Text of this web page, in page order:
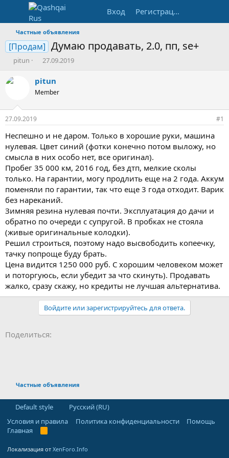
Вход Регистрация
Частные объявления
[Продам] Думаю продавать, 2.0, пп, se+
А
т
т
е
м
ы
pitun
Д
т
н
а
л
а
27.09.2019
pitun
Member
27.09.2019 #1
Неспешно и не даром. Только в хорошие руки, машина
нулевая. Цвет синий (фотки конечно потом выложу, но
смысла в них особо нет, все оригинал).
Пробег 35 000 км, 2016 год, без дтп, мелкие сколы
только. На гарантии, могу продлить еще на 2 года. Аккум
поменяли по гарантии, так что еще 3 года отходит. Варик
без нареканий.
Зимняя резина нулевая почти. Эксплуатация до дачи и
обратно по очереди с супругой. В пробках не стояла
(живые оригинальные колодки).
Решил строиться, поэтому надо высвободить копеечку,
тачку попроще буду брать.
Цена видится 1250 000 руб. С хорошим человеком может
и поторгуюсь, если убедит за что скинуть). Продавать
жалко, сразу скажу, но кредиты не лучшая альтернатива.
Войдите или зарегистрируйтесь для ответа.
Поделиться:
Частные объявления
Default style
Русский (RU)
Условия и правила
Политика конфиденциальности
Помощь
Главная
R
Локализация от XenForo.Info